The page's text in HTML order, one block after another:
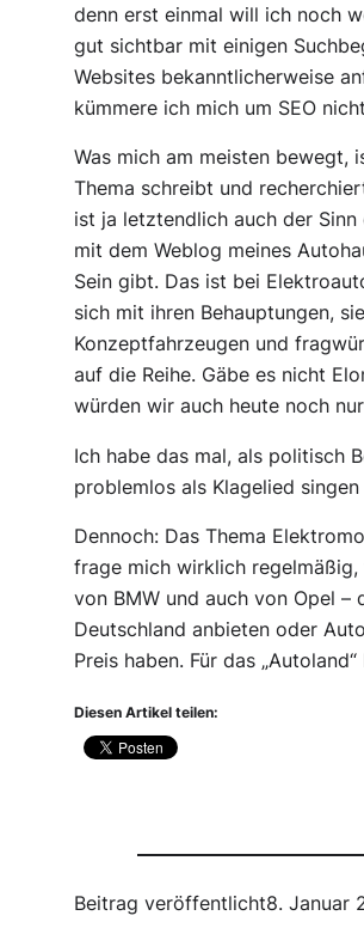
denn erst einmal will ich noch
gut sichtbar mit einigen
Websites bekanntlicherweise
kümmere ich mich um SEO
Was mich am meisten bewegt,
Thema schreibt und
ist ja letztendlich auch der
mit dem Weblog meines
Sein gibt. Das ist bei
sich mit ihren Behauptungen,
Konzeptfahrzeugen und
auf die Reihe. Gäbe es nicht
würden wir auch heute noch
Ich habe das mal, als politisch
problemlos als Klagelied
Dennoch: Das Thema
frage mich wirklich
von BMW und auch von Opel
Deutschland anbieten oder
Preis haben. Für das
Diesen Artikel teilen:
Beitrag veröffentlicht8. Januar